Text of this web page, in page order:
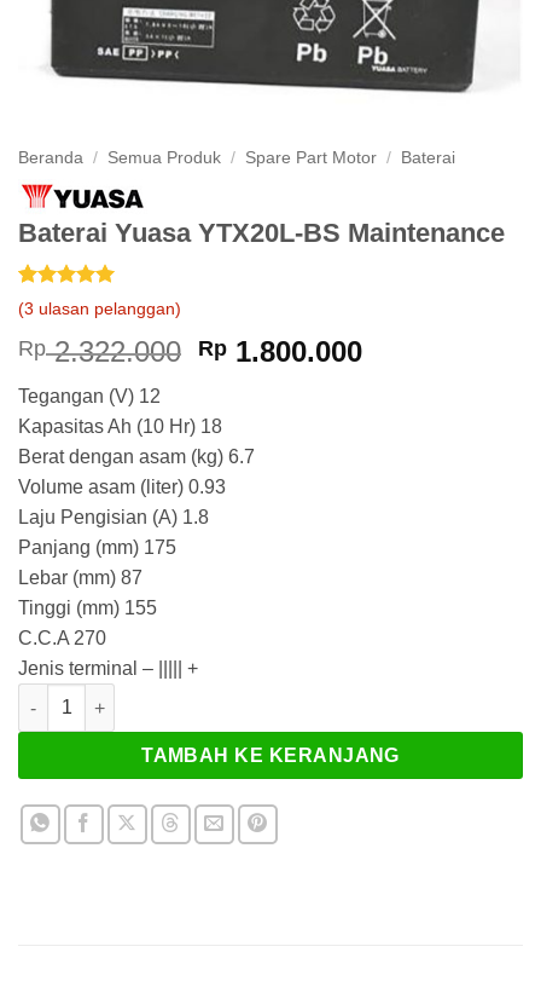
Beranda / Semua Produk / Spare Part Motor / Baterai
Baterai Yuasa YTX20L-BS Maintenance
Peringkat5
dari 5
berdasarkan
3
penilaian
(3 ulasan pelanggan)
Rp2.322.000 Harga
Rp 2.322.000.
Rp 1.800.000Harga
Tegangan (V) 12
Kapasitas Ah (10 Hr) 18
Berat dengan asam (kg) 6.7
Volume asam (liter) 0.93
Laju Pengisian (A) 1.8
Panjang (mm) 175
Lebar (mm) 87
Tinggi (mm) 155
C.C.A 270
Jenis terminal – ||||| +
Kuantitas Baterai Yuasa YTX20L-BS Maintenance
TAMBAH KE KERANJANG